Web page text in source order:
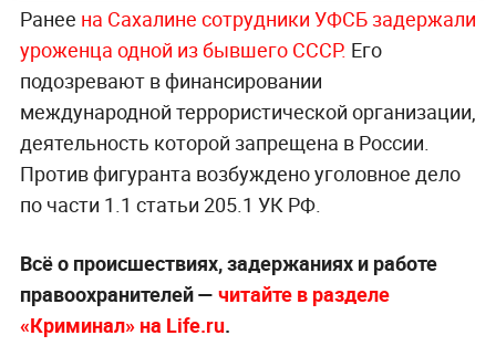
Ранее на Сахалине сотрудники УФСБ задержали
уроженца одной из бывшего СССР. Его
подозревают в финансировании
международной террористической организации,
деятельность которой запрещена в России.
Против фигуранта возбуждено уголовное дело
по части 1.1 статьи 205.1 УК РФ.
Всё о происшествиях, задержаниях и работе
правоохранителей — читайте в разделе
«Криминал» на Life.ru.